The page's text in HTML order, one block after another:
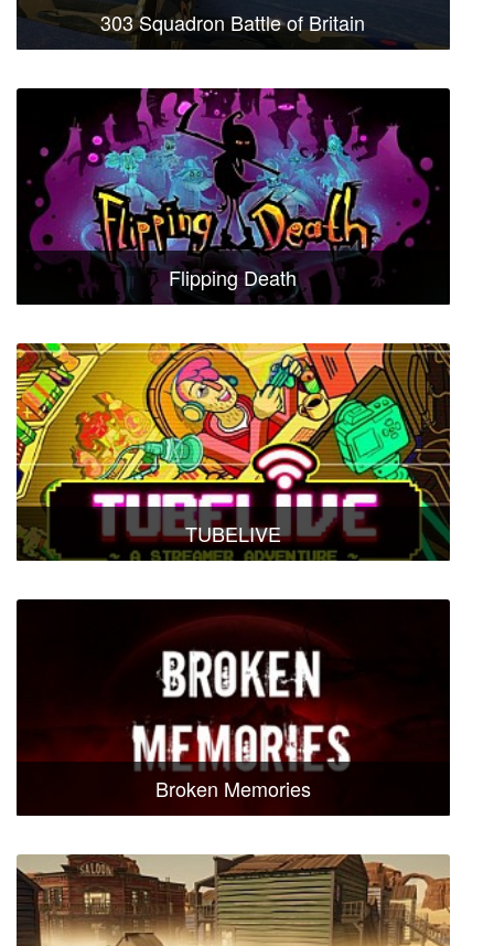
303 Squadron Battle of Britain
Flipping Death
TUBELIVE
Broken Memories